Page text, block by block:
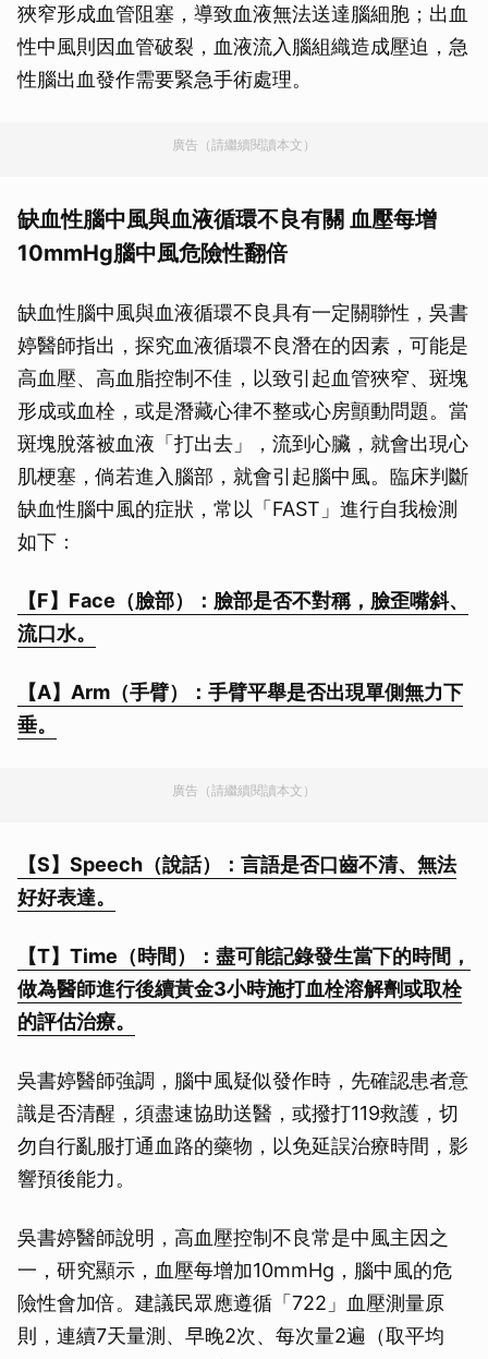
狹窄形成血管阻塞，導致血液無法送達腦細胞；出血
性中風則因血管破裂，血液流入腦組織造成壓迫，急
性腦出血發作需要緊急手術處理。
廣告（請繼續閱讀本文）
缺血性腦中風與血液循環不良有關 血壓每增
10mmHg腦中風危險性翻倍
缺血性腦中風與血液循環不良具有一定關聯性，吳書
婷醫師指出，探究血液循環不良潛在的因素，可能是
高血壓、高血脂控制不佳，以致引起血管狹窄、斑塊
形成或血栓，或是潛藏心律不整或心房顫動問題。當
斑塊脫落被血液「打出去」，流到心臟，就會出現心
肌梗塞，倘若進入腦部，就會引起腦中風。臨床判斷
缺血性腦中風的症狀，常以「FAST」進行自我檢測
如下：
【F】Face（臉部）：臉部是否不對稱，臉歪嘴斜、
流口水。
【A】Arm（手臂）：手臂平舉是否出現單側無力下
垂。
廣告（請繼續閱讀本文）
【S】Speech（說話）：言語是否口齒不清、無法
好好表達。
【T】Time（時間）：盡可能記錄發生當下的時間，
做為醫師進行後續黃金3小時施打血栓溶解劑或取栓
的評估治療。
吳書婷醫師強調，腦中風疑似發作時，先確認患者意
識是否清醒，須盡速協助送醫，或撥打119救護，切
勿自行亂服打通血路的藥物，以免延誤治療時間，影
響預後能力。
吳書婷醫師說明，高血壓控制不良常是中風主因之
一，研究顯示，血壓每增加10mmHg，腦中風的危
險性會加倍。建議民眾應遵循「722」血壓測量原
則，連續7天量測、早晚2次、每次量2遍（取平均